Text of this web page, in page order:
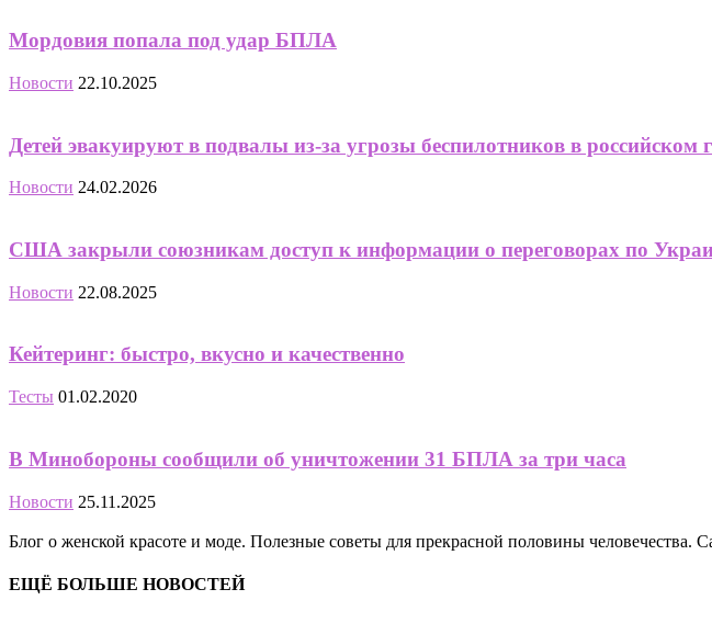
Мордовия попала под удар БПЛА
Новости 22.10.2025
Детей эвакуируют в подвалы из-за угрозы беспилотников в российском
Новости 24.02.2026
США закрыли союзникам доступ к информации о переговорах по
Новости 22.08.2025
Кейтеринг: быстро, вкусно и качественно
Тесты 01.02.2020
В Минобороны сообщили об уничтожении 31 БПЛА за три часа
Новости 25.11.2025
Блог о женской красоте и моде. Полезные советы для прекрасной половины
ЕЩЁ БОЛЬШЕ НОВОСТЕЙ